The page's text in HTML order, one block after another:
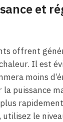
et
offrent
Il est
moins
puissance
le